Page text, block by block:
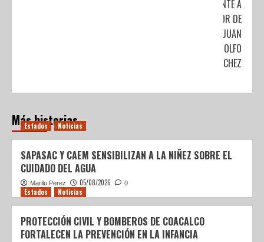
FRENTE A
FAVOR DE
JUAN
RODOLFO
SÁNCHEZ
Más historias
Estados Noticias
SAPASAC Y CAEM SENSIBILIZAN A LA NIÑEZ SOBRE EL
CUIDADO DEL AGUA
Marilu Perez 05/08/2026 0
Estados Noticias
PROTECCIÓN CIVIL Y BOMBEROS DE COACALCO
FORTALECEN LA PREVENCIÓN EN LA INFANCIA